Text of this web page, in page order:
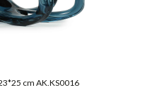
cm AK.KS0016